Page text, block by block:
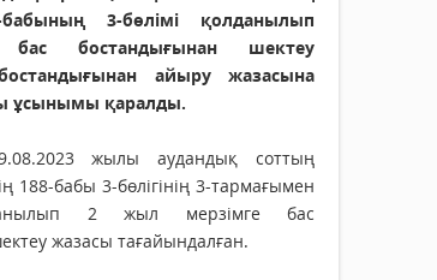
3-бөлімі қолданылып
бас бостандығынан шектеу
айыру жазасына
ұсынымы қаралды.
жылы аудандық соттың
188-бабы 3-бөлігінің 3-тармағымен
2 жыл мерзімге бас
жазасы тағайындалған.